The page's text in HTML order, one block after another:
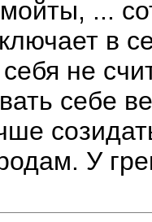
...
в
не
себе
У